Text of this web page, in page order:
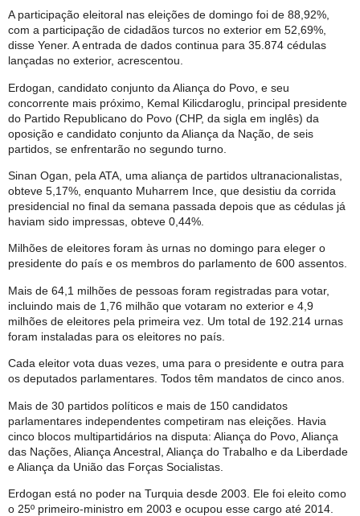
A participação eleitoral nas eleições de domingo foi de 88,92%,
com a participação de cidadãos turcos no exterior em 52,69%,
disse Yener. A entrada de dados continua para 35.874 cédulas
lançadas no exterior, acrescentou.
Erdogan, candidato conjunto da Aliança do Povo, e seu
concorrente mais próximo, Kemal Kilicdaroglu, principal presidente
do Partido Republicano do Povo (CHP, da sigla em inglês) da
oposição e candidato conjunto da Aliança da Nação, de seis
partidos, se enfrentarão no segundo turno.
Sinan Ogan, pela ATA, uma aliança de partidos ultranacionalistas,
obteve 5,17%, enquanto Muharrem Ince, que desistiu da corrida
presidencial no final da semana passada depois que as cédulas já
haviam sido impressas, obteve 0,44%.
Milhões de eleitores foram às urnas no domingo para eleger o
presidente do país e os membros do parlamento de 600 assentos.
Mais de 64,1 milhões de pessoas foram registradas para votar,
incluindo mais de 1,76 milhão que votaram no exterior e 4,9
milhões de eleitores pela primeira vez. Um total de 192.214 urnas
foram instaladas para os eleitores no país.
Cada eleitor vota duas vezes, uma para o presidente e outra para
os deputados parlamentares. Todos têm mandatos de cinco anos.
Mais de 30 partidos políticos e mais de 150 candidatos
parlamentares independentes competiram nas eleições. Havia
cinco blocos multipartidários na disputa: Aliança do Povo, Aliança
das Nações, Aliança Ancestral, Aliança do Trabalho e da Liberdade
e Aliança da União das Forças Socialistas.​​​​​​​​
Erdogan está no poder na Turquia desde 2003. Ele foi eleito como
o 25º primeiro-ministro em 2003 e ocupou esse cargo até 2014.